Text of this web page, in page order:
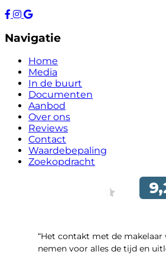
Navigatie
Home
Media
In de buurt
Documenten
Aanbod
Over ons
Reviews
Contact
Waardebepaling
Zoekopdracht
“Het contakt met de makelaar
nemen voor alles de tijd en